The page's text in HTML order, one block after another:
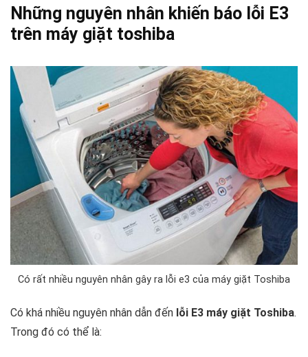
Những nguyên nhân khiến báo lỗi E3
trên máy giặt toshiba
Có rất nhiều nguyên nhân gây ra lỗi e3 của máy giặt Toshiba
Có khá nhiều nguyên nhân dẫn đến lỗi E3 máy giặt Toshiba.
Trong đó có thể là: